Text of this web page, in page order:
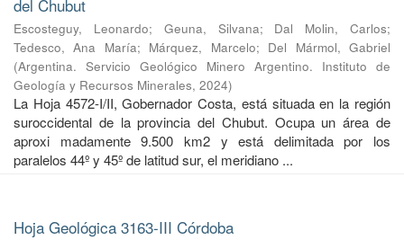
del Chubut
Escosteguy, Leonardo; Geuna, Silvana; Dal Molin, Carlos;
Tedesco, Ana María; Márquez, Marcelo; Del Mármol, Gabriel
(Argentina. Servicio Geológico Minero Argentino. Instituto de
Geología y Recursos Minerales, 2024)
La Hoja 4572-I/II, Gobernador Costa, está situada en la región
suroccidental de la provincia del Chubut. Ocupa un área de
aproxi madamente 9.500 km2 y está delimitada por los
paralelos 44º y 45º de latitud sur, el meridiano ...
Hoja Geológica 3163-III Córdoba